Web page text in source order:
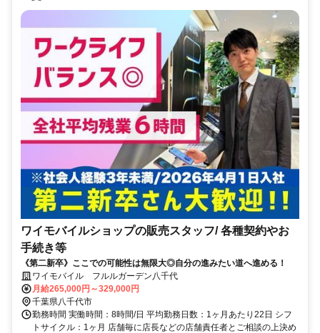
ワイモバイルショップの販売スタッフ/ 各種契約やお
手続き等
《第二新卒》ここでの可能性は無限大◎自分の進みたい道へ進める！
ワイモバイル フルルガーデン八千代
月給265,000円～329,000円
千葉県八千代市
勤務時間 実働時間：8時間/日 平均勤務日数：1ヶ月あたり22日 シフ
トサイクル：1ヶ月 店舗毎に店長などの店舗責任者とご相談の上決め